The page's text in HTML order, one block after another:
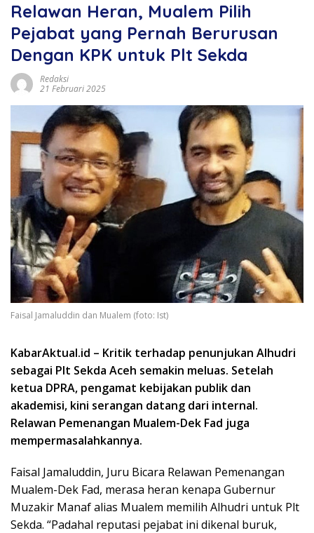
Relawan Heran, Mualem Pilih
Pejabat yang Pernah Berurusan
Dengan KPK untuk Plt Sekda
Redaksi
21 Februari 2025
Faisal Jamaluddin dan Mualem (foto: Ist)
KabarAktual.id – Kritik terhadap penunjukan Alhudri
sebagai Plt Sekda Aceh semakin meluas. Setelah
ketua DPRA, pengamat kebijakan publik dan
akademisi, kini serangan datang dari internal.
Relawan Pemenangan Mualem-Dek Fad juga
mempermasalahkannya.
Faisal Jamaluddin, Juru Bicara Relawan Pemenangan
Mualem-Dek Fad, merasa heran kenapa Gubernur
Muzakir Manaf alias Mualem memilih Alhudri untuk Plt
Sekda. “Padahal reputasi pejabat ini dikenal buruk,